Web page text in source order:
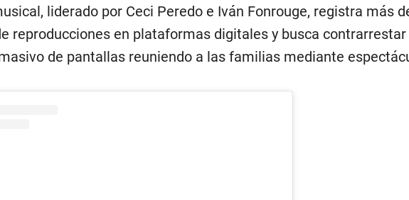
liderado por Ceci Peredo e Iván Fonrouge, registra más
reproducciones en plataformas digitales y busca contrarrestar
de pantallas reuniendo a las familias mediante